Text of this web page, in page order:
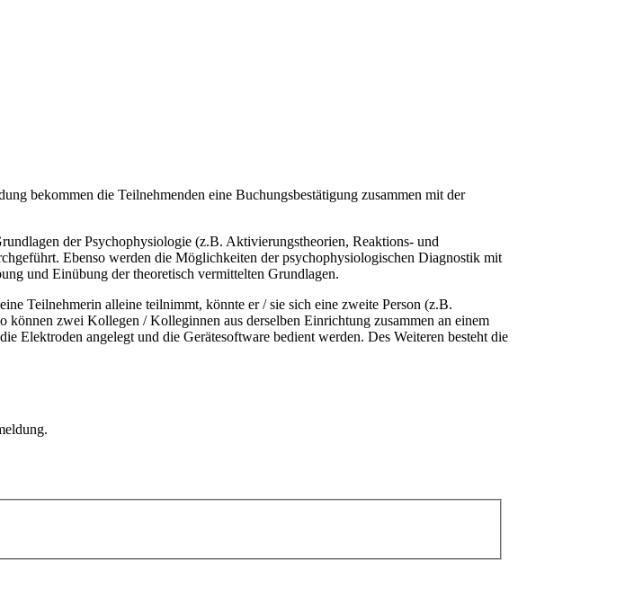
bekommen die Teilnehmenden eine Buchungsbestätigung zusammen mit der
der Psychophysiologie (z.B. Aktivierungstheorien, Reaktions- und
Ebenso werden die Möglichkeiten der psychophysiologischen Diagnostik mit
und Einübung der theoretisch vermittelten Grundlagen.
Teilnehmerin alleine teilnimmt, könnte er / sie sich eine zweite Person (z.B.
zwei Kollegen / Kolleginnen aus derselben Einrichtung zusammen an einem
Elektroden angelegt und die Gerätesoftware bedient werden. Des Weiteren besteht die